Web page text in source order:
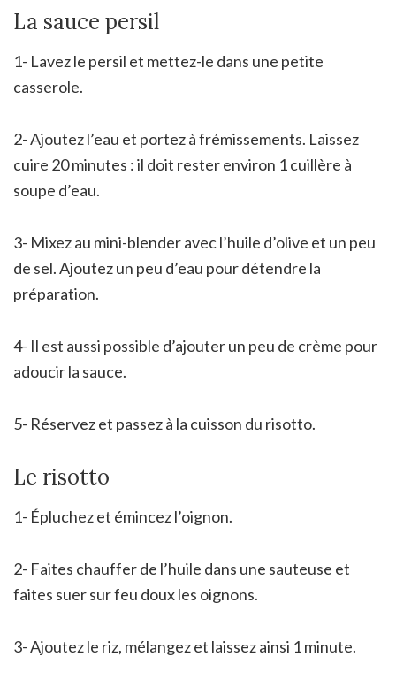
La sauce persil
1- Lavez le persil et mettez-le dans une petite
casserole.
2- Ajoutez l’eau et portez à frémissements. Laissez
cuire 20 minutes : il doit rester environ 1 cuillère à
soupe d’eau.
3- Mixez au mini-blender avec l’huile d’olive et un peu
de sel. Ajoutez un peu d’eau pour détendre la
préparation.
4- Il est aussi possible d’ajouter un peu de crème pour
adoucir la sauce.
5- Réservez et passez à la cuisson du risotto.
Le risotto
1- Épluchez et émincez l’oignon.
2- Faites chauffer de l’huile dans une sauteuse et
faites suer sur feu doux les oignons.
3- Ajoutez le riz, mélangez et laissez ainsi 1 minute.